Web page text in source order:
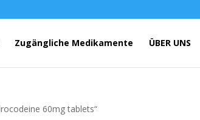
Zugängliche Medikamente ÜBER UNS
60mg tablets“